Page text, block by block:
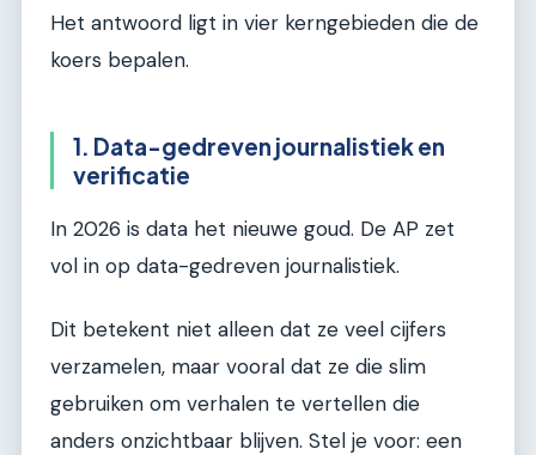
Het antwoord ligt in vier kerngebieden die de
koers bepalen.
1. Data-gedreven journalistiek en
verificatie
In 2026 is data het nieuwe goud. De AP zet
vol in op data-gedreven journalistiek.
Dit betekent niet alleen dat ze veel cijfers
verzamelen, maar vooral dat ze die slim
gebruiken om verhalen te vertellen die
anders onzichtbaar blijven. Stel je voor: een